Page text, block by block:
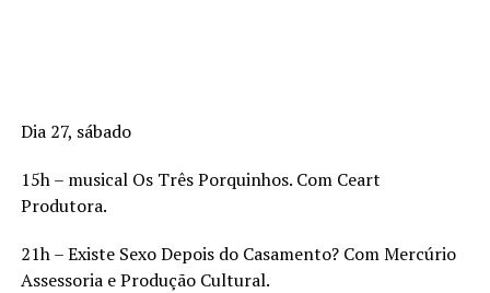
Dia 27, sábado
15h – musical Os Três Porquinhos. Com Ceart
Produtora.
21h – Existe Sexo Depois do Casamento? Com Mercúrio
Assessoria e Produção Cultural.